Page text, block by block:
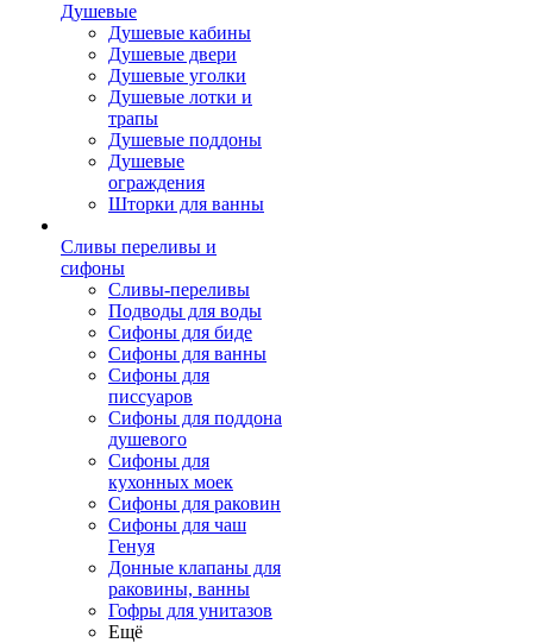
Душевые
Душевые кабины
Душевые двери
Душевые уголки
Душевые лотки и
трапы
Душевые поддоны
Душевые
ограждения
Шторки для ванны
Сливы переливы и
сифоны
Сливы-переливы
Подводы для воды
Сифоны для биде
Сифоны для ванны
Сифоны для
писсуаров
Сифоны для поддона
душевого
Сифоны для
кухонных моек
Сифоны для раковин
Сифоны для чаш
Генуя
Донные клапаны для
раковины, ванны
Гофры для унитазов
Ещё